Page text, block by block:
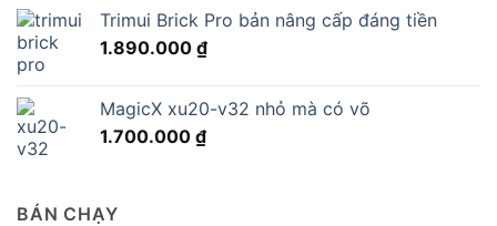
Trimui Brick Pro bản nâng cấp đáng tiền
1.890.000 ₫
MagicX xu20-v32 nhỏ mà có võ
1.700.000 ₫
BÁN CHẠY